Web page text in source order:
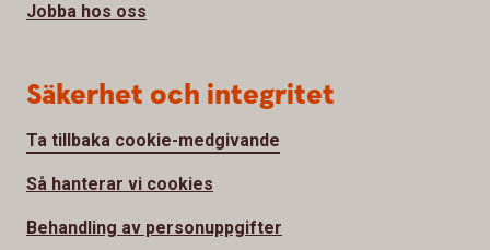
Jobba hos oss
Säkerhet och integritet
Ta tillbaka cookie-medgivande
Så hanterar vi cookies
Behandling av personuppgifter